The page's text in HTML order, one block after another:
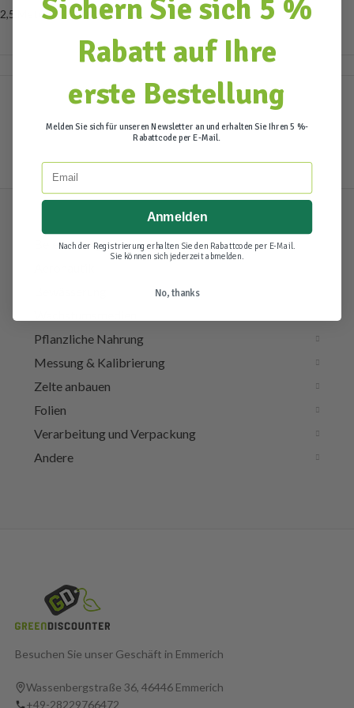
2,5 Meter oder 10 Meter lang.
Beleuchtung & Elektra
Pflanzliche Nahrung
Messung & Kalibrierung
Zelte anbauen
Folien
Verarbeitung und Verpackung
Andere
Besuchen Sie unser Geschäft in Emmerich
Wassenbergstraße 36, 46446 Emmerich
+49-28229766472
Sichern Sie sich 5 %
Rabatt auf Ihre
erste Bestellung
Melden Sie sich für unseren Newsletter an und erhalten Sie Ihren 5 %-
Rabattcode per E-Mail.
Email
Anmelden
Nach der Registrierung erhalten Sie den Rabattcode per E-Mail.
Sie können sich jederzeit abmelden.
No, thanks